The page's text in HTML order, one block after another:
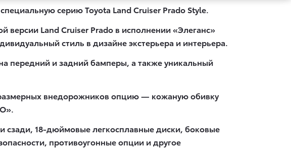
серию Toyota Land Cruiser Prado Style.
версии Land Cruiser Prado в исполнении «Элеганс»
стиль в дизайне экстерьера и интерьера.
передний и задний бамперы, а также уникальный
внедорожников опцию — кожаную обивку
сзади, 18-дюймовые легкосплавные диски, боковые
противоугонные опции и другое